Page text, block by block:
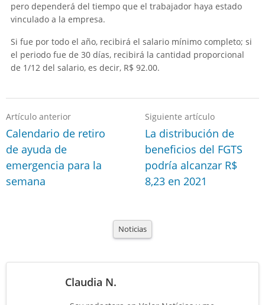
pero dependerá del tiempo que el trabajador haya estado
vinculado a la empresa.
Si fue por todo el año, recibirá el salario mínimo completo; si
el periodo fue de 30 días, recibirá la cantidad proporcional
de 1/12 del salario, es decir, R$ 92.00.
Artículo anterior
Calendario de retiro
de ayuda de
emergencia para la
semana
Siguiente artículo
La distribución de
beneficios del FGTS
podría alcanzar R$
8,23 en 2021
Noticias
Claudia N.